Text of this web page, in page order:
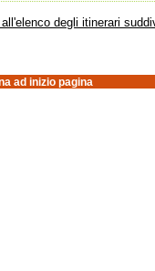
degli itinerari
ad inizio pagina